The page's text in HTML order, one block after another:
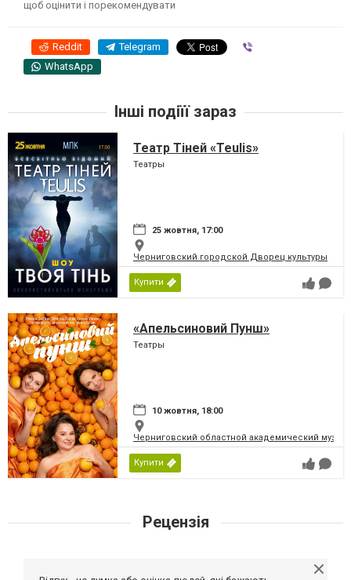
щоб оцінити і порекомендувати
Reddit Telegram
WhatsApp
Інші подіїї зараз
Театр Тіней «Teulis»
Театры
25 жовтня, 17:00
Черниговский городской Дворец культуры
Купити
«Апельсиновий Пунш»
Театры
10 жовтня, 18:00
Черниговский областной академический
Купити
Рецензія